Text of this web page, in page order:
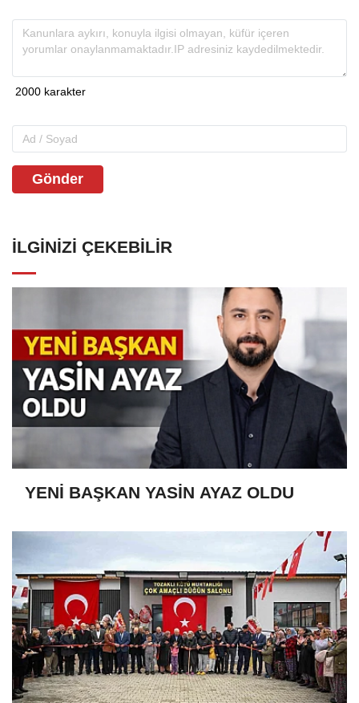
Gönder
İLGINIZI ÇEKEBILIR
YENİ BAŞKAN YASİN AYAZ OLDU